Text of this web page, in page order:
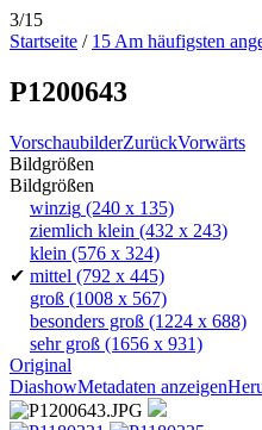
3/15
Startseite / 15 Am häufigsten
P1200643
VorschaubilderZurückVorwärts
Bildgrößen
Bildgrößen
winzig (240 x 135)
ziemlich klein (432 x 243)
klein (576 x 324)
✔ mittel (792 x 445)
groß (1008 x 567)
besonders groß (1224 x 688)
sehr groß (1656 x 931)
Original
DiashowMetadaten anzeigen